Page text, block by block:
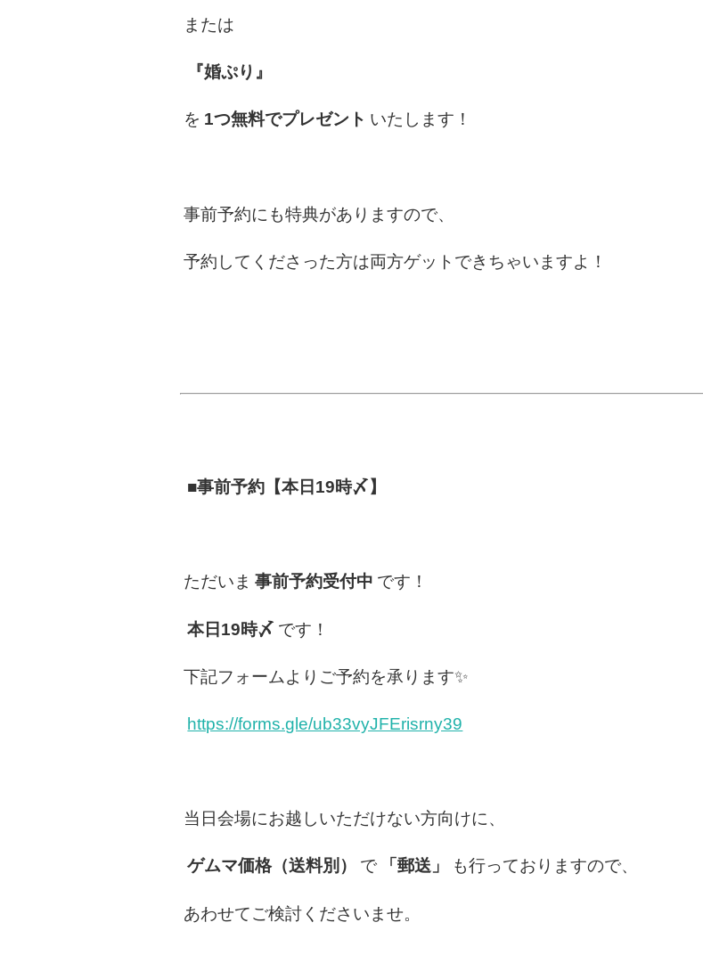
または
『婚ぷり』
を 1つ無料でプレゼント いたします！
事前予約にも特典がありますので、
予約してくださった方は両方ゲットできちゃいますよ！
■事前予約【本日19時〆】
ただいま 事前予約受付中 です！
本日19時〆 です！
下記フォームよりご予約を承ります✨
https://forms.gle/ub33vyJFErisrny39
当日会場にお越しいただけない方向けに、
ゲムマ価格（送料別） で 「郵送」 も行っておりますので、
あわせてご検討くださいませ。